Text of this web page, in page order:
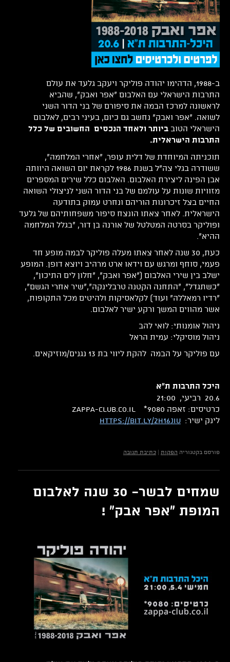
ב-1988, הדהימו יהודה פוליקר ויעקב גלעד את עולם
התרבות הישראלי עם האלבום "אפר ואבק", שהביא
לראשונה למרכז הבמה את סיפורם של בני הדור השני
לשואה. "אפר ואבק" נחשב גם כיום, בעיני רבים, לאלבום
הישראלי הטוב ביותר ולאחד הנכסים החשובים של כלל
התרבות הישראלית.
תוכניתה המיוחדת של דלית עופר, "אחרי המלחמה",
ששודרה בגלי צה"ל בשנת 1986 לקראת יום השואה היוותה
אבן הפינה ליצירת האלבום. האלבום כלל שירים המספרים
מזוויות שונות על עולמם של בני הדור השני לניצולי השואה
החיים בצל זיכרונות הוריהם ונחרט עמוק בתודעה
הישראלית. לאחר צאתו הונצח סיפור משפחותיהם של גלעד
ופוליקר בסרטה המטלטל של אורנה בן דור, "בגלל המלחמה
ההיא".
כעת, 30 שנה לאחר צאתו מעלה פוליקר לבמה מופע חד
פעמי, סוחף ומרגש עם וידאו ארט מרהיב ויוצא דופן. המופע
ישלב בין שירי האלבום ("אפר ואבק", "חלון לים התיכון",
"כשתגדל", "התחנה הקטנה טרבלינקה","שיר אחרי הגשם",
"רדיו רמאללה" ועוד) לקלאסיקות ולהיטים מכל התקופות,
אשר מהווים המשך ורקע ישיר לאלבום.
ניהול אומנותי: לואי להב
ניהול מוסיקלי: עמית הראל
עם פוליקר על הבמה להקת ליווי בת 13 נגנים/מוזיקאים.
היכל התרבות ת"א
20.6 רביעי, 21:00
כרטיסים: זאפה 9080* zappa-club.co.il
לינק ישיר: https://bit.ly/2H16JIu
פורסם בקטגוריה הפקות | כתיבת תגובה
שמחים לבשר- 30 שנה לאלבום
המופת "אפר אבק" !